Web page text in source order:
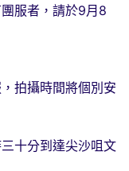
服者，請於9月8
拍攝時間將個別安
十分到達尖沙咀文